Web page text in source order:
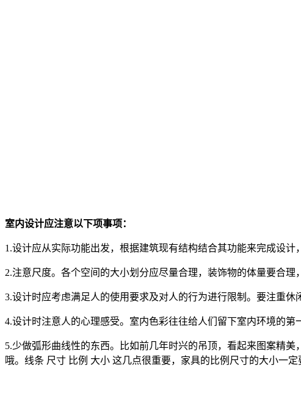
室内设计应注意以下项事项：
1.设计应从实际功能出发，根据建筑现有结构结合其功能来完成设
2.注意尺度。各个空间的大小划分应尽量合理，装饰物的体量要合理
3.设计时应考虑满足人的使用要求及对人的行为进行限制。要注重
4.设计时注意人的心理感受。室内色彩往往给人们留下室内环境的
5.少做弧形曲线性的东西。比如前几年时兴的吊顶，看起来图案精
哦。线条 尺寸 比例 大小 这几点很重要，家具的比例尺寸的大小一定